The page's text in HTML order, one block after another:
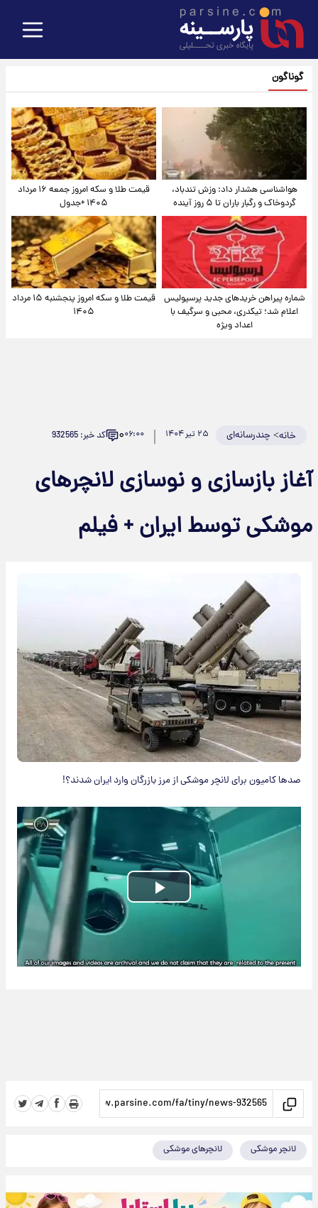
گوناگون
هواشناسی هشدار داد: وزش تندباد،
گردوخاک و رگبار باران تا ۵ روز آینده
قیمت طلا و سکه امروز جمعه ۱۶ مرداد
۱۴۰۵ +جدول
شماره پیراهن خریدهای جدید پرسپولیس
اعلام شد؛ تیکدری، محبی و سرگیف با
اعداد ویژه
قیمت طلا و سکه امروز پنجشنبه ۱۵ مرداد
۱۴۰۵
خانه> چندرسانه‌ای ۲۵ تیر ۱۴۰۴ ۰۶:۰۰۰ کد خبر: 932565
آغاز بازسازی و نوسازی لانچرهای
موشکی توسط ایران + فیلم
صدها کامیون برای لانچر موشکی از مرز بازرگان وارد ایران شدند؟!
Play
Video
لانچر موشکی لانچرهای موشکی